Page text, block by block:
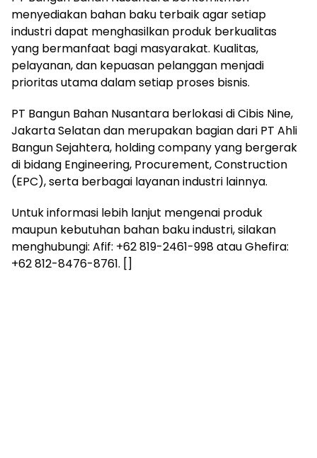
menyediakan bahan baku terbaik agar setiap
industri dapat menghasilkan produk berkualitas
yang bermanfaat bagi masyarakat. Kualitas,
pelayanan, dan kepuasan pelanggan menjadi
prioritas utama dalam setiap proses bisnis.
PT Bangun Bahan Nusantara berlokasi di Cibis Nine,
Jakarta Selatan dan merupakan bagian dari PT Ahli
Bangun Sejahtera, holding company yang bergerak
di bidang Engineering, Procurement, Construction
(EPC), serta berbagai layanan industri lainnya.
Untuk informasi lebih lanjut mengenai produk
maupun kebutuhan bahan baku industri, silakan
menghubungi: Afif: +62 819-2461-998 atau Ghefira:
+62 812-8476-8761. []